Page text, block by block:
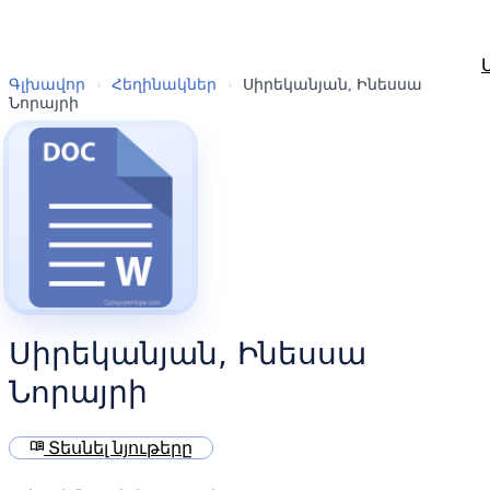
Գլխավոր › Հեղինակներ ›
Սիրեկանյան, Ինեսսա
Նորայրի
Սիրեկանյան, Ինեսսա
Նորայրի
menu_book Տեսնել նյութերը